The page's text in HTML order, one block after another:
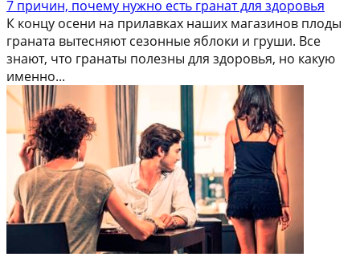
7 причин, почему нужно есть гранат для здоровья
К концу осени на прилавках наших магазинов плоды
граната вытесняют сезонные яблоки и груши. Все
знают, что гранаты полезны для здоровья, но какую
именно...